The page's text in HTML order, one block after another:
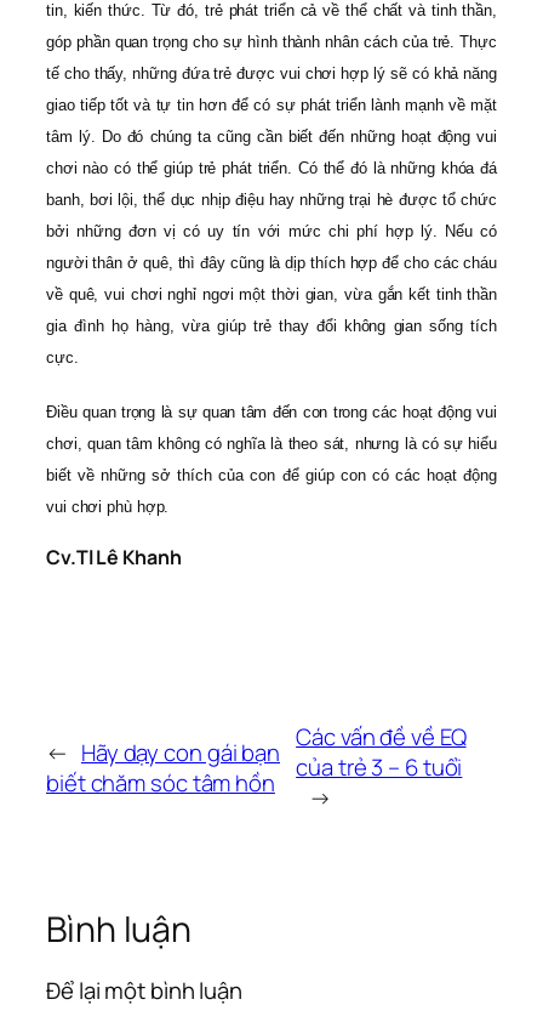
tin, kiến thức. Từ đó, trẻ phát triển cả về thể chất và tinh thần,
góp phần quan trọng cho sự hình thành nhân cách của trẻ. Thực
tế cho thấy, những đứa trẻ được vui chơi hợp lý sẽ có khả năng
giao tiếp tốt và tự tin hơn để có sự phát triển lành mạnh về mặt
tâm lý. Do đó chúng ta cũng cần biết đến những hoạt động vui
chơi nào có thể giúp trẻ phát triển. Có thể đó là những khóa đá
banh, bơi lội, thể dục nhịp điệu hay những trại hè được tổ chức
bởi những đơn vị có uy tín với mức chi phí hợp lý. Nếu có
người thân ở quê, thì đây cũng là dịp thích hợp để cho các cháu
về quê, vui chơi nghỉ ngơi một thời gian, vừa gắn kết tinh thần
gia đình họ hàng, vừa giúp trẻ thay đổi không gian sống tích
cực.
Điều quan trọng là sự quan tâm đến con trong các hoạt động vui
chơi, quan tâm không có nghĩa là theo sát, nhưng là có sự hiểu
biết về những sở thích của con để giúp con có các hoạt động
vui chơi phù hợp.
Cv.Tl Lê Khanh
← Hãy dạy con gái bạn
biết chăm sóc tâm hồn
Các vấn đề về EQ
của trẻ 3 – 6 tuổi
→
Bình luận
Để lại một bình luận